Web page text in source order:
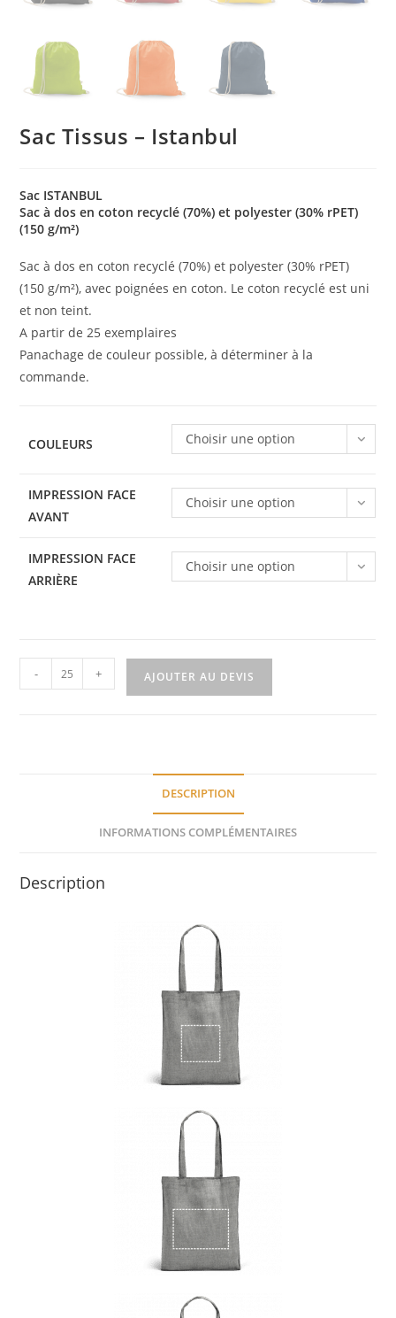
Sac Tissus – Istanbul
Sac ISTANBUL
Sac à dos en coton recyclé (70%) et polyester (30% rPET)
(150 g/m²)
Sac à dos en coton recyclé (70%) et polyester (30% rPET)
(150 g/m²), avec poignées en coton. Le coton recyclé est uni
et non teint.
A partir de 25 exemplaires
Panachage de couleur possible, à déterminer à la
commande.
COULEURS Choisir une option
IMPRESSION FACE
AVANT
Choisir une option
IMPRESSION FACE
ARRIÈRE
Choisir une option
- + AJOUTER AU DEVIS
DESCRIPTION
INFORMATIONS COMPLÉMENTAIRES
Description